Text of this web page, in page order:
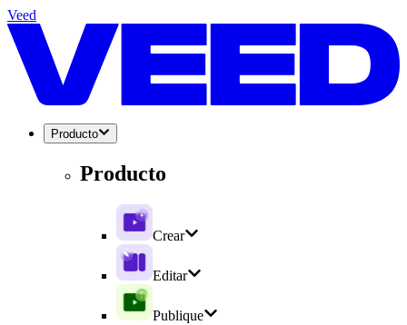
Veed
Producto
Producto
Crear
Editar
Publique